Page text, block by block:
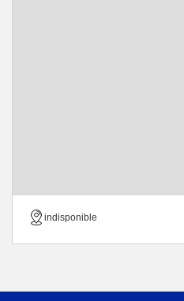
indisponible